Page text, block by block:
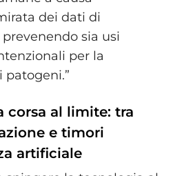
dei dati di
sia usi
per la
patogeni.”
corsa al limite: tra
e timori
artificiale